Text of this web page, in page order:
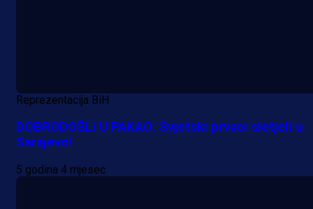
Reprezentacija BiH
DOBRODOŠLI U PAKAO: Svjetski prvaci sletjeli u
Sarajevo!
5 godina 4 mjesec